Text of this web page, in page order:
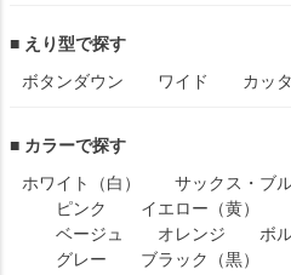
■ えり型で探す
ボタンダウン
ワイド カッ
■ カラーで探す
ホワイト（白）
サックス・ブ
ピンク
イエロー（黄）
ベージュ
オレンジ ボ
グレー
ブラック（黒）